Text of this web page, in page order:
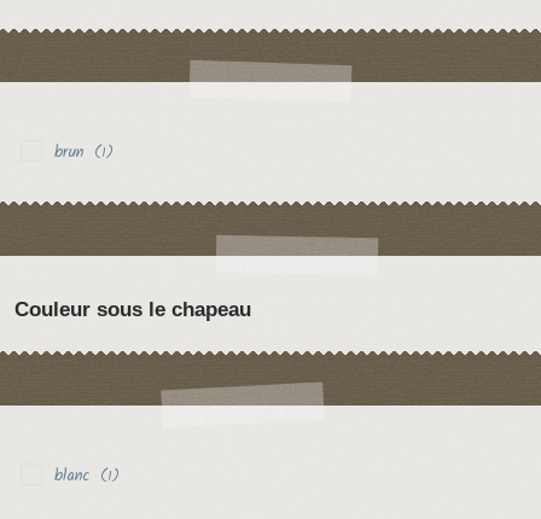
brun (1)
Couleur sous le chapeau
blanc (1)